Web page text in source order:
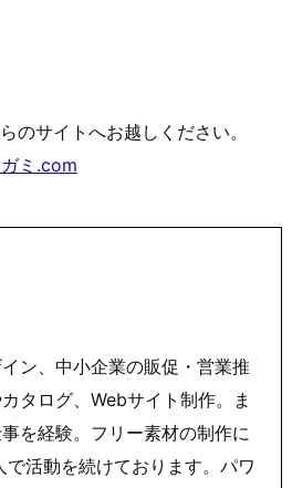
のサイトへお越しください。
ミ.com
ン、中小企業の販促・営業推
タログ、Webサイト制作。ま
を経験。フリー素材の制作に
活動を続けております。パワ